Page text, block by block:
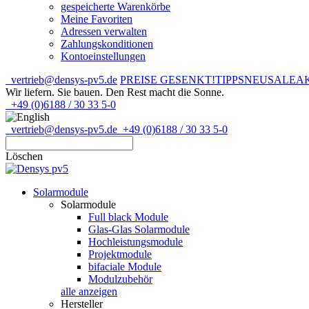
gespeicherte Warenkörbe
Meine Favoriten
Adressen verwalten
Zahlungskonditionen
Kontoeinstellungen
vertrieb@densys-pv5.de PREISE GESENKT!TIPPSNEUSALE
Wir liefern. Sie bauen. Den Rest macht die Sonne.
+49 (0)6188 / 30 33 5-0
vertrieb@densys-pv5.de +49 (0)6188 / 30 33 5-0
Löschen
Solarmodule
Solarmodule
Full black Module
Glas-Glas Solarmodule
Hochleistungsmodule
Projektmodule
bifaciale Module
Modulzubehör
alle anzeigen
Hersteller